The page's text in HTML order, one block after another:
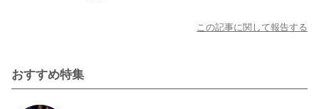
この記事に関して報告する
おすすめ特集